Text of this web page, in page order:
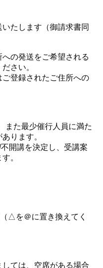
たします（御請求書同
の発送をご希望される
さい。
登録されたご住所への
また最少催行人員に満た
ります。
開講を決定し、受講案
。
△を＠に置き換えてく
ては、空席がある場合